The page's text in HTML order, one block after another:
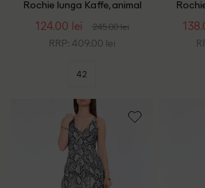
Rochie lunga Kaffe, animal
124.00 lei 245.00 lei
RRP: 409.00 lei
42